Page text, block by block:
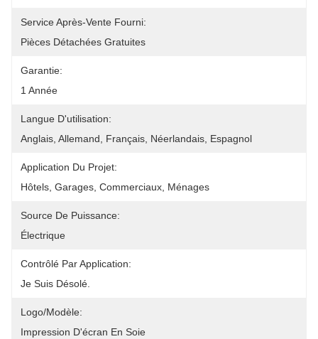
Service Après-Vente Fourni:
Pièces Détachées Gratuites
Garantie:
1 Année
Langue D'utilisation:
Anglais, Allemand, Français, Néerlandais, Espagnol
Application Du Projet:
Hôtels, Garages, Commerciaux, Ménages
Source De Puissance:
Électrique
Contrôlé Par Application:
Je Suis Désolé.
Logo/modèle:
Impression D'écran En Soie